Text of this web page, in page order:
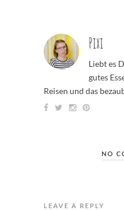
Pixi
Liebt es
gutes
Reisen und das
NO
LEAVE A REPLY